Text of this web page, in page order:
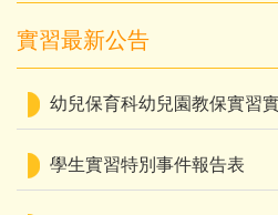
實習最新公告
幼兒保育科幼兒園教保實習
學生實習特別事件報告表